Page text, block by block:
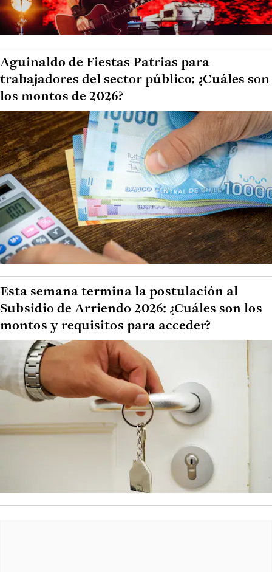
Aguinaldo de Fiestas Patrias para
trabajadores del sector público: ¿Cuáles son
los montos de 2026?
Esta semana termina la postulación al
Subsidio de Arriendo 2026: ¿Cuáles son los
montos y requisitos para acceder?